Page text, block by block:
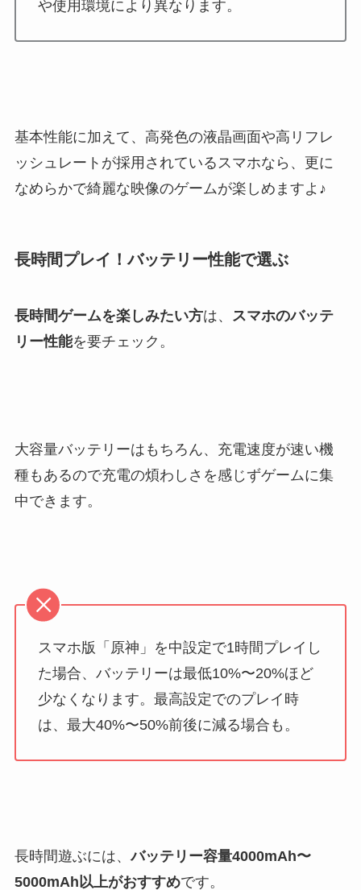
や使用環境により異なります。
基本性能に加えて、高発色の液晶画面や高リフレ
ッシュレートが採用されているスマホなら、更に
なめらかで綺麗な映像のゲームが楽しめますよ♪
長時間プレイ！バッテリー性能で選ぶ
長時間ゲームを楽しみたい方は、
スマホのバッテ
リー性能を要チェック。
大容量バッテリーはもちろん、充電速度が速い機
種もあるので充電の煩わしさを感じずゲームに集
中できます。
スマホ版「原神」を中設定で1時間プレイし
た場合、バッテリーは最低10%〜20%ほど
少なくなります。最高設定でのプレイ時
は、最大40%〜50%前後に減る場合も。
長時間遊ぶには、バッテリー容量4000mAh〜
5000mAh以上がおすすめです。